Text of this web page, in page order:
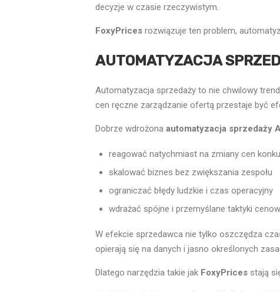
decyzje w czasie rzeczywistym.
FoxyPrices rozwiązuje ten problem,
AUTOMATYZACJA
Automatyzacja sprzedaży to nie chwilowy
cen ręczne zarządzanie ofertą przestaje być
Dobrze wdrożona automatyzacja sprzedaży
reagować natychmiast na zmiany cen
skalować biznes bez zwiększania zespołu
ograniczać błędy ludzkie i czas operacyjny
wdrażać spójne i przemyślane taktyki
W efekcie sprzedawca nie tylko oszczędza
opierają się na danych i jasno określonych
Dlatego narzędzia takie jak FoxyPrices stają